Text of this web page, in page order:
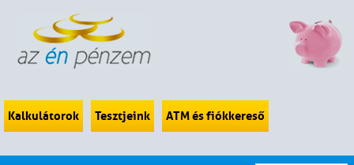
Kalkulátorok Tesztjeink ATM és fiókkereső